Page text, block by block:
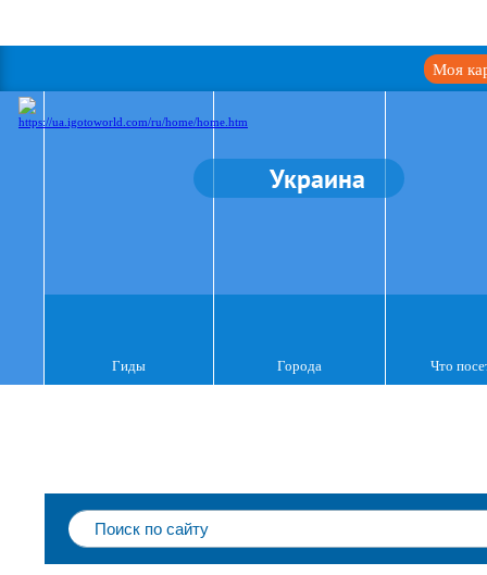
Моя
Украина
Гиды Города Что